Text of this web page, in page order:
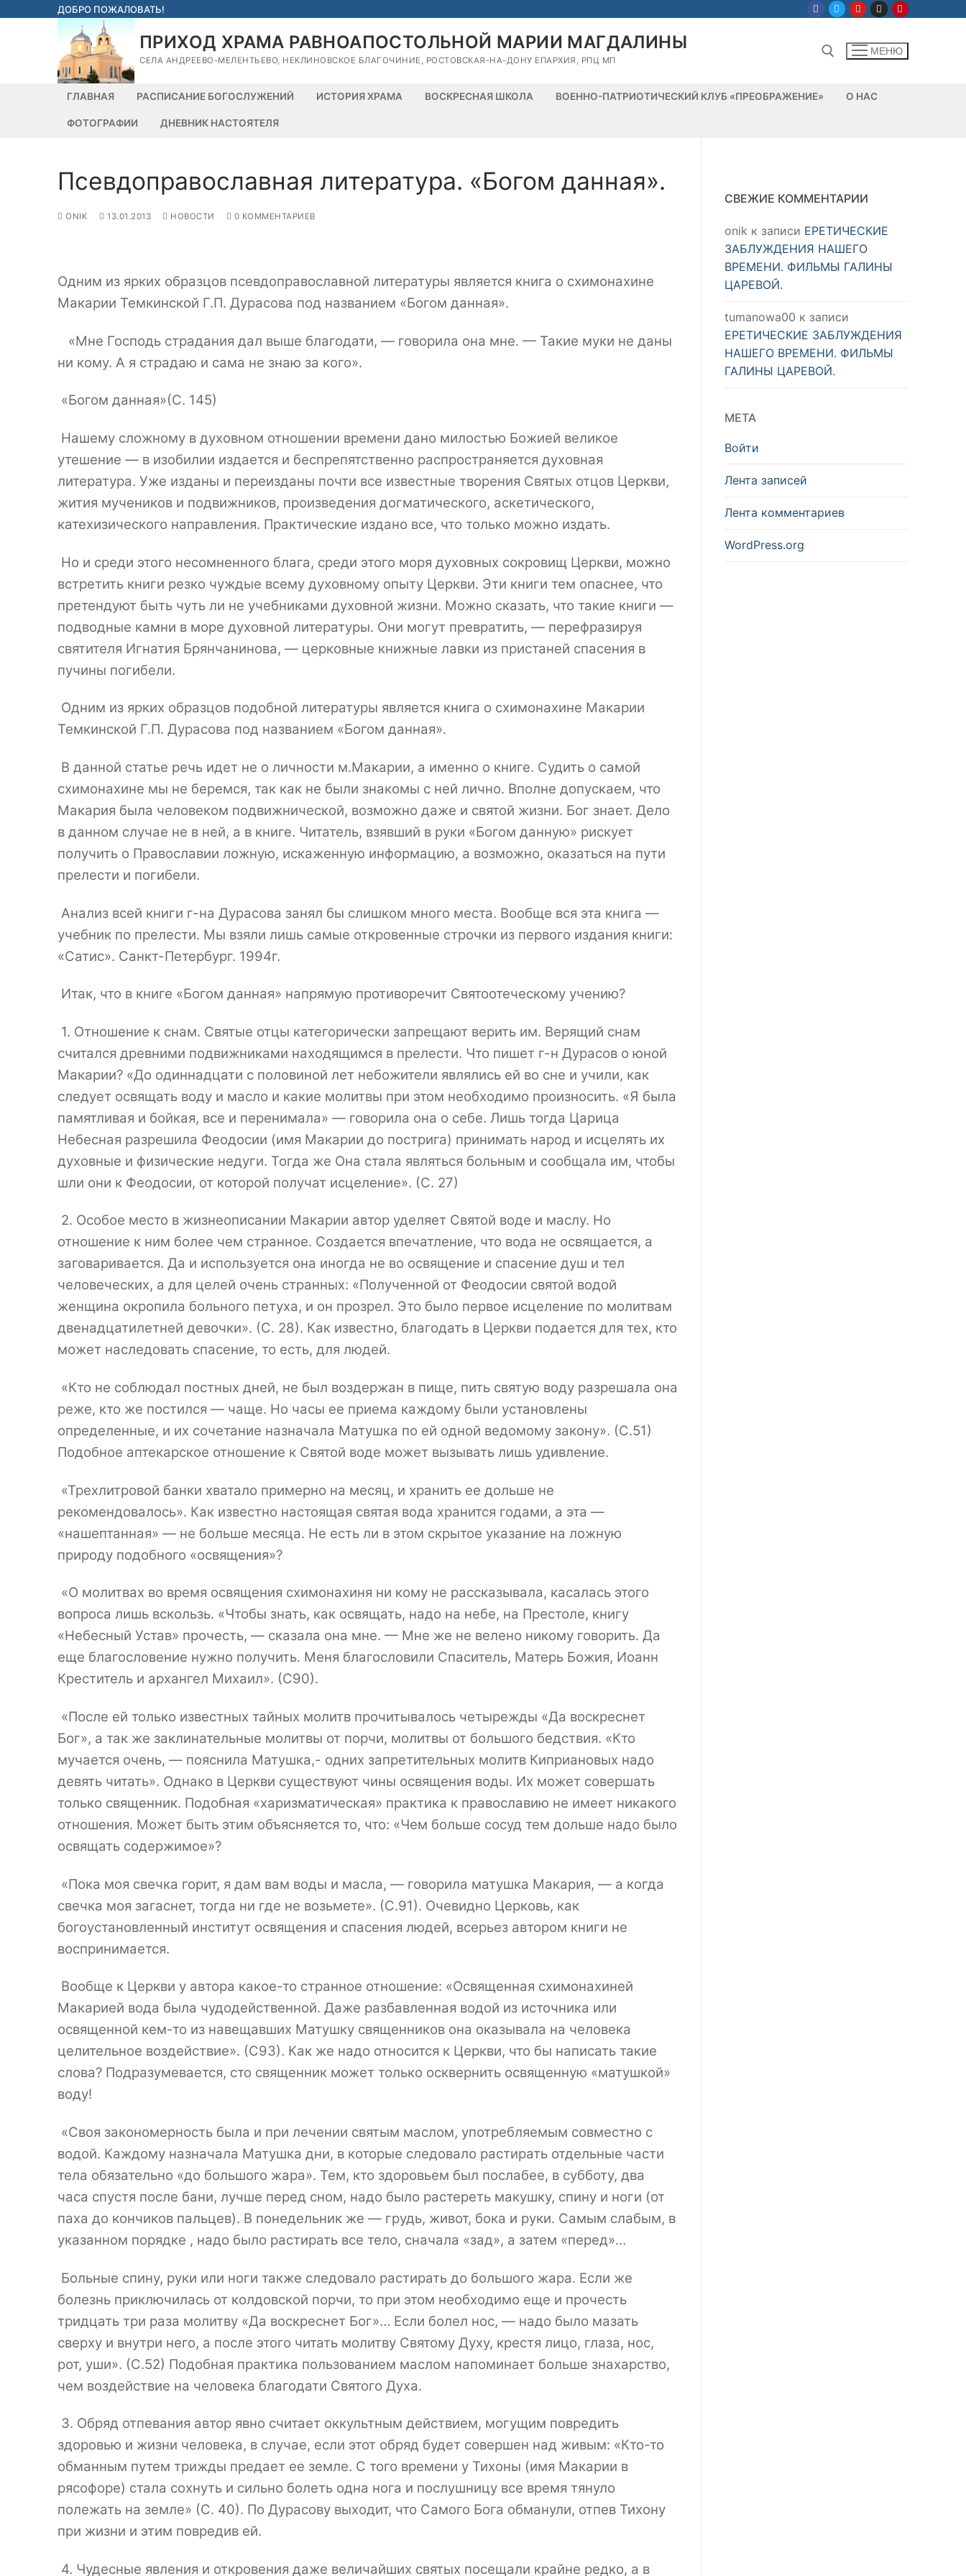
содержимому
ДОБРО ПОЖАЛОВАТЬ!
ПРИХОД ХРАМА РАВНОАПОСТОЛЬНОЙ МАРИИ МАГДАЛИНЫ
СЕЛА АНДРЕЕВО-МЕЛЕНТЬЕВО, НЕКЛИНОВСКОЕ БЛАГОЧИНИЕ, РОСТОВСКАЯ-НА-ДОНУ ЕПАРХИЯ, РПЦ МП
МЕНЮ
ГЛАВНАЯ РАСПИСАНИЕ БОГОСЛУЖЕНИЙ ИСТОРИЯ ХРАМА ВОСКРЕСНАЯ ШКОЛА ВОЕННО-ПАТРИОТИЧЕСКИЙ КЛУБ «ПРЕОБРАЖЕНИЕ» О НАС
ФОТОГРАФИИ ДНЕВНИК НАСТОЯТЕЛЯ
Псевдоправославная литература. «Богом данная».
ONIK 13.01.2013 НОВОСТИ 0 КОММЕНТАРИЕВ
Одним из ярких образцов псевдоправославной литературы является книга о схимонахине
Макарии Темкинской Г.П. Дурасова под названием «Богом данная».
«Мне Господь страдания дал выше благодати, — говорила она мне. — Такие муки не даны
ни кому. А я страдаю и сама не знаю за кого».
«Богом данная»(С. 145)
Нашему сложному в духовном отношении времени дано милостью Божией великое
утешение — в изобилии издается и беспрепятственно распространяется духовная
литература. Уже изданы и переизданы почти все известные творения Святых отцов Церкви,
жития мучеников и подвижников, произведения догматического, аскетического,
катехизического направления. Практические издано все, что только можно издать.
Но и среди этого несомненного блага, среди этого моря духовных сокровищ Церкви, можно
встретить книги резко чуждые всему духовному опыту Церкви. Эти книги тем опаснее, что
претендуют быть чуть ли не учебниками духовной жизни. Можно сказать, что такие книги —
подводные камни в море духовной литературы. Они могут превратить, — перефразируя
святителя Игнатия Брянчанинова, — церковные книжные лавки из пристаней спасения в
пучины погибели.
Одним из ярких образцов подобной литературы является книга о схимонахине Макарии
Темкинской Г.П. Дурасова под названием «Богом данная».
В данной статье речь идет не о личности м.Макарии, а именно о книге. Судить о самой
схимонахине мы не беремся, так как не были знакомы с ней лично. Вполне допускаем, что
Макария была человеком подвижнической, возможно даже и святой жизни. Бог знает. Дело
в данном случае не в ней, а в книге. Читатель, взявший в руки «Богом данную» рискует
получить о Православии ложную, искаженную информацию, а возможно, оказаться на пути
прелести и погибели.
Анализ всей книги г-на Дурасова занял бы слишком много места. Вообще вся эта книга —
учебник по прелести. Мы взяли лишь самые откровенные строчки из первого издания книги:
«Сатис». Санкт-Петербург. 1994г.
Итак, что в книге «Богом данная» напрямую противоречит Святоотеческому учению?
1. Отношение к снам. Святые отцы категорически запрещают верить им. Верящий снам
считался древними подвижниками находящимся в прелести. Что пишет г-н Дурасов о юной
Макарии? «До одиннадцати с половиной лет небожители являлись ей во сне и учили, как
следует освящать воду и масло и какие молитвы при этом необходимо произносить. «Я была
памятливая и бойкая, все и перенимала» — говорила она о себе. Лишь тогда Царица
Небесная разрешила Феодосии (имя Макарии до пострига) принимать народ и исцелять их
духовные и физические недуги. Тогда же Она стала являться больным и сообщала им, чтобы
шли они к Феодосии, от которой получат исцеление». (С. 27)
2. Особое место в жизнеописании Макарии автор уделяет Святой воде и маслу. Но
отношение к ним более чем странное. Создается впечатление, что вода не освящается, а
заговаривается. Да и используется она иногда не во освящение и спасение душ и тел
человеческих, а для целей очень странных: «Полученной от Феодосии святой водой
женщина окропила больного петуха, и он прозрел. Это было первое исцеление по молитвам
двенадцатилетней девочки». (С. 28). Как известно, благодать в Церкви подается для тех, кто
может наследовать спасение, то есть, для людей.
«Кто не соблюдал постных дней, не был воздержан в пище, пить святую воду разрешала она
реже, кто же постился — чаще. Но часы ее приема каждому были установлены
определенные, и их сочетание назначала Матушка по ей одной ведомому закону». (С.51)
Подобное аптекарское отношение к Святой воде может вызывать лишь удивление.
«Трехлитровой банки хватало примерно на месяц, и хранить ее дольше не
рекомендовалось». Как известно настоящая святая вода хранится годами, а эта —
«нашептанная» — не больше месяца. Не есть ли в этом скрытое указание на ложную
природу подобного «освящения»?
«О молитвах во время освящения схимонахиня ни кому не рассказывала, касалась этого
вопроса лишь вскользь. «Чтобы знать, как освящать, надо на небе, на Престоле, книгу
«Небесный Устав» прочесть, — сказала она мне. — Мне же не велено никому говорить. Да
еще благословение нужно получить. Меня благословили Спаситель, Матерь Божия, Иоанн
Креститель и архангел Михаил». (С90).
«После ей только известных тайных молитв прочитывалось четырежды «Да воскреснет
Бог», а так же заклинательные молитвы от порчи, молитвы от большого бедствия. «Кто
мучается очень, — пояснила Матушка,- одних запретительных молитв Киприановых надо
девять читать». Однако в Церкви существуют чины освящения воды. Их может совершать
только священник. Подобная «харизматическая» практика к православию не имеет никакого
отношения. Может быть этим объясняется то, что: «Чем больше сосуд тем дольше надо было
освящать содержимое»?
«Пока моя свечка горит, я дам вам воды и масла, — говорила матушка Макария, — а когда
свечка моя загаснет, тогда ни где не возьмете». (С.91). Очевидно Церковь, как
богоустановленный институт освящения и спасения людей, всерьез автором книги не
воспринимается.
Вообще к Церкви у автора какое-то странное отношение: «Освященная схимонахиней
Макарией вода была чудодейственной. Даже разбавленная водой из источника или
освященной кем-то из навещавших Матушку священников она оказывала на человека
целительное воздействие». (С93). Как же надо относится к Церкви, что бы написать такие
слова? Подразумевается, сто священник может только осквернить освященную «матушкой»
воду!
«Своя закономерность была и при лечении святым маслом, употребляемым совместно с
водой. Каждому назначала Матушка дни, в которые следовало растирать отдельные части
тела обязательно «до большого жара». Тем, кто здоровьем был послабее, в субботу, два
часа спустя после бани, лучше перед сном, надо было растереть макушку, спину и ноги (от
паха до кончиков пальцев). В понедельник же — грудь, живот, бока и руки. Самым слабым, в
указанном порядке , надо было растирать все тело, сначала «зад», а затем «перед»…
Больные спину, руки или ноги также следовало растирать до большого жара. Если же
болезнь приключилась от колдовской порчи, то при этом необходимо еще и прочесть
тридцать три раза молитву «Да воскреснет Бог»… Если болел нос, — надо было мазать
сверху и внутри него, а после этого читать молитву Святому Духу, крестя лицо, глаза, нос,
рот, уши». (С.52) Подобная практика пользованием маслом напоминает больше знахарство,
чем воздействие на человека благодати Святого Духа.
3. Обряд отпевания автор явно считает оккультным действием, могущим повредить
здоровью и жизни человека, в случае, если этот обряд будет совершен над живым: «Кто-то
обманным путем трижды предает ее земле. С того времени у Тихоны (имя Макарии в
рясофоре) стала сохнуть и сильно болеть одна нога и послушницу все время тянуло
полежать на земле» (С. 40). По Дурасову выходит, что Самого Бога обманули, отпев Тихону
при жизни и этим повредив ей.
4. Чудесные явления и откровения даже величайших святых посещали крайне редко, а в
СВЕЖИЕ КОММЕНТАРИИ
onik к записи ЕРЕТИЧЕСКИЕ
ЗАБЛУЖДЕНИЯ НАШЕГО
ВРЕМЕНИ. ФИЛЬМЫ ГАЛИНЫ
ЦАРЕВОЙ.
tumanowa00 к записи
ЕРЕТИЧЕСКИЕ ЗАБЛУЖДЕНИЯ
НАШЕГО ВРЕМЕНИ. ФИЛЬМЫ
ГАЛИНЫ ЦАРЕВОЙ.
МЕТА
Войти
Лента записей
Лента комментариев
WordPress.org